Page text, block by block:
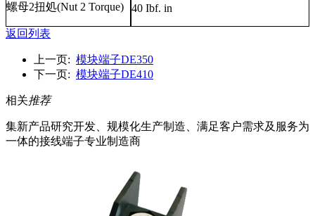
螺母2扭処(Nut 2 Torque) 40 Ibf. in
返回列表
上一页: 模块端子DE350
下一页: 模块端子DE410
相关推荐
集新产品研究开发、规模化生产制造、满足客户需求及服务为
一体的接线端子专业制造商